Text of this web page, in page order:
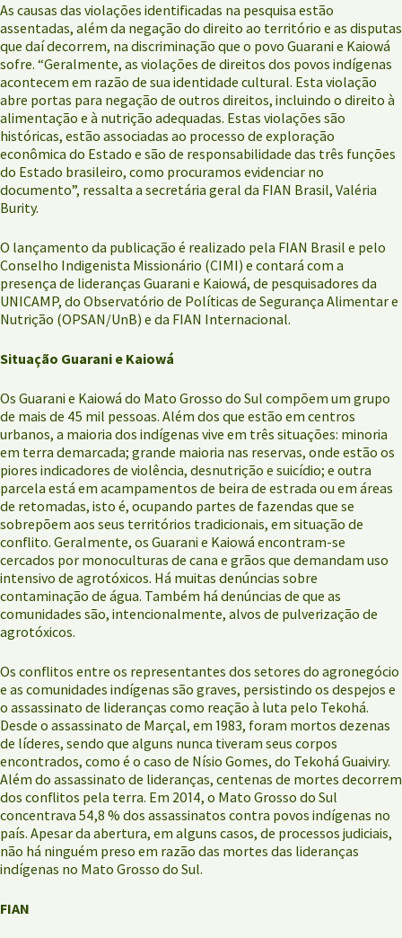
As causas das violações identificadas na pesquisa estão
assentadas, além da negação do direito ao território e as disputas
que daí decorrem, na discriminação que o povo Guarani e Kaiowá
sofre. “Geralmente, as violações de direitos dos povos indígenas
acontecem em razão de sua identidade cultural. Esta violação
abre portas para negação de outros direitos, incluindo o direito à
alimentação e à nutrição adequadas. Estas violações são
históricas, estão associadas ao processo de exploração
econômica do Estado e são de responsabilidade das três funções
do Estado brasileiro, como procuramos evidenciar no
documento”, ressalta a secretária geral da FIAN Brasil, Valéria
Burity.
O lançamento da publicação é realizado pela FIAN Brasil e pelo
Conselho Indigenista Missionário (CIMI) e contará com a
presença de lideranças Guarani e Kaiowá, de pesquisadores da
UNICAMP, do Observatório de Políticas de Segurança Alimentar e
Nutrição (OPSAN/UnB) e da FIAN Internacional.
Situação Guarani e Kaiowá
Os Guarani e Kaiowá do Mato Grosso do Sul compõem um grupo
de mais de 45 mil pessoas. Além dos que estão em centros
urbanos, a maioria dos indígenas vive em três situações: minoria
em terra demarcada; grande maioria nas reservas, onde estão os
piores indicadores de violência, desnutrição e suicídio; e outra
parcela está em acampamentos de beira de estrada ou em áreas
de retomadas, isto é, ocupando partes de fazendas que se
sobrepõem aos seus territórios tradicionais, em situação de
conflito. Geralmente, os Guarani e Kaiowá encontram-se
cercados por monoculturas de cana e grãos que demandam uso
intensivo de agrotóxicos. Há muitas denúncias sobre
contaminação de água. Também há denúncias de que as
comunidades são, intencionalmente, alvos de pulverização de
agrotóxicos.
Os conflitos entre os representantes dos setores do agronegócio
e as comunidades indígenas são graves, persistindo os despejos e
o assassinato de lideranças como reação à luta pelo Tekohá.
Desde o assassinato de Marçal, em 1983, foram mortos dezenas
de líderes, sendo que alguns nunca tiveram seus corpos
encontrados, como é o caso de Nísio Gomes, do Tekohá Guaiviry.
Além do assassinato de lideranças, centenas de mortes decorrem
dos conflitos pela terra. Em 2014, o Mato Grosso do Sul
concentrava 54,8 % dos assassinatos contra povos indígenas no
país. Apesar da abertura, em alguns casos, de processos judiciais,
não há ninguém preso em razão das mortes das lideranças
indígenas no Mato Grosso do Sul.
FIAN